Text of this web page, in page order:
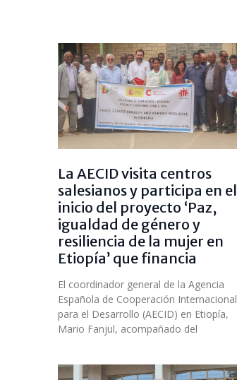
La AECID visita centros
salesianos y participa en el
inicio del proyecto ‘Paz,
igualdad de género y
resiliencia de la mujer en
Etiopía’ que financia
El coordinador general de la Agencia
Española de Cooperación Internacional
para el Desarrollo (AECID) en Etiopía,
Mario Fanjul, acompañado del